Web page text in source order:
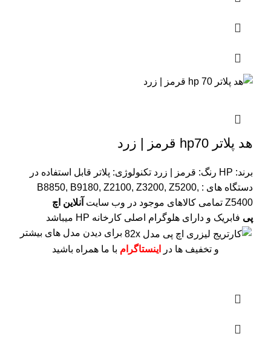
هد پلاتر hp70 قرمز | زرد
برند: HP رنگ: قرمز | زرد تکنولوژی: پلاتر قابل استفاده در
دستگاه های : B8850, B9180, Z2100, Z3200, Z5200,
Z5400 تمامی کالاهای موجود در وب سایت آنلاین اچ
پی فابریک و دارای هلوگرام اصلی کارخانه HP میباشد
برای دیدن مدل های بیشتر
و تخفیف ها در
اینستاگرام با ما همراه باشید